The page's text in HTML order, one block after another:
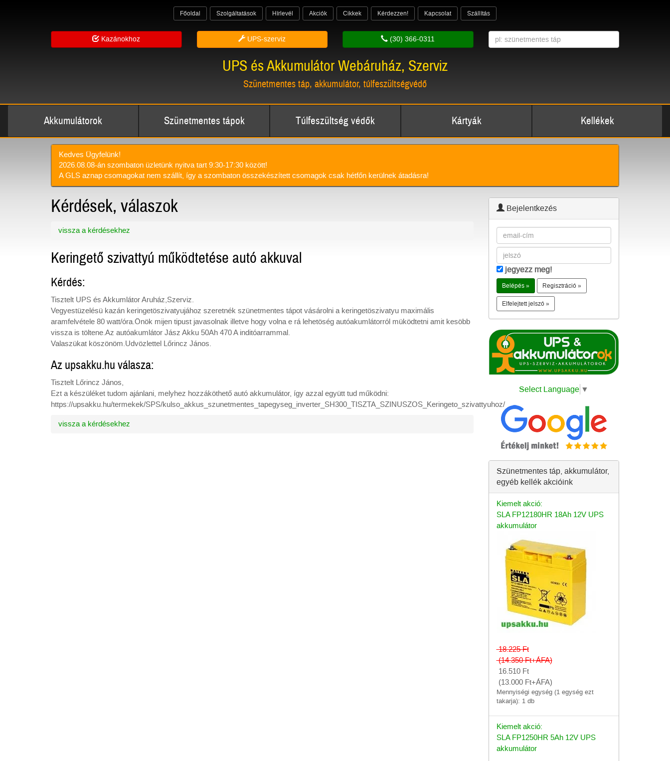
Főoldal Szolgáltatások Hírlevél Akciók Cikkek Kérdezzen! Kapcsolat Szállítás
Kazánokhoz UPS-szerviz (30) 366-0311
UPS és Akkumulátor Webáruház, Szerviz
Szünetmentes táp, akkumulátor, túlfeszültségvédő
Akkumulátorok Szünetmentes tápok Túlfeszültség védők Kártyák Kellékek
Kedves Ügyfelünk!
2026.08.08-án szombaton üzletünk nyitva tart 9:30-17:30 között!
A GLS aznap csomagokat nem szállít, így a szombaton összekészített csomagok csak hétfőn kerülnek átadásra!
Kérdések, válaszok
vissza a kérdésekhez
Keringető szivattyú működtetése autó akkuval
Kérdés:
Tisztelt UPS és Akkumlátor Aruház,Szerviz.
Vegyestüzelésü kazán keringetöszivatyujához szeretnék szünetmentes tápot vásárolni a keringetöszivatyu maximális
aramfelvétele 80 watt/óra.Önök mijen tipust javasolnak illetve hogy volna e rá lehetöség autóakumlátorról müködtetni amit kesöbb
vissza is töltene.Az autóakumlátor Jász Akku 50Ah 470 A inditóarrammal.
Valaszükat köszönöm.Udvözlettel Lőrincz János.
Az upsakku.hu válasza:
Tisztelt Lőrincz János,
Ezt a készüléket tudom ajánlani, melyhez hozzáköthető autó akkumulátor, így azzal együtt tud működni:
https://upsakku.hu/termekek/SPS/kulso_akkus_szunetmentes_tapegyseg_inverter_SH300_TISZTA_SZINUSZOS_Keringeto_szivattyuhoz/
vissza a kérdésekhez
Bejelentkezés
jegyezz meg!
Regisztráció »
Elfelejtett jelszó »
Select Language ▼
Szünetmentes táp, akkumulátor,
egyéb kellék akcióink
Kiemelt akció:
SLA FP12180HR 18Ah 12V UPS
akkumulátor
18.225Ft
(14.350Ft+ÁFA)
16.510 Ft
(13.000 Ft+ÁFA)
Mennyiségi egység (1 egység ezt
takarja): 1 db
Kiemelt akció:
SLA FP1250HR 5Ah 12V UPS
akkumulátor